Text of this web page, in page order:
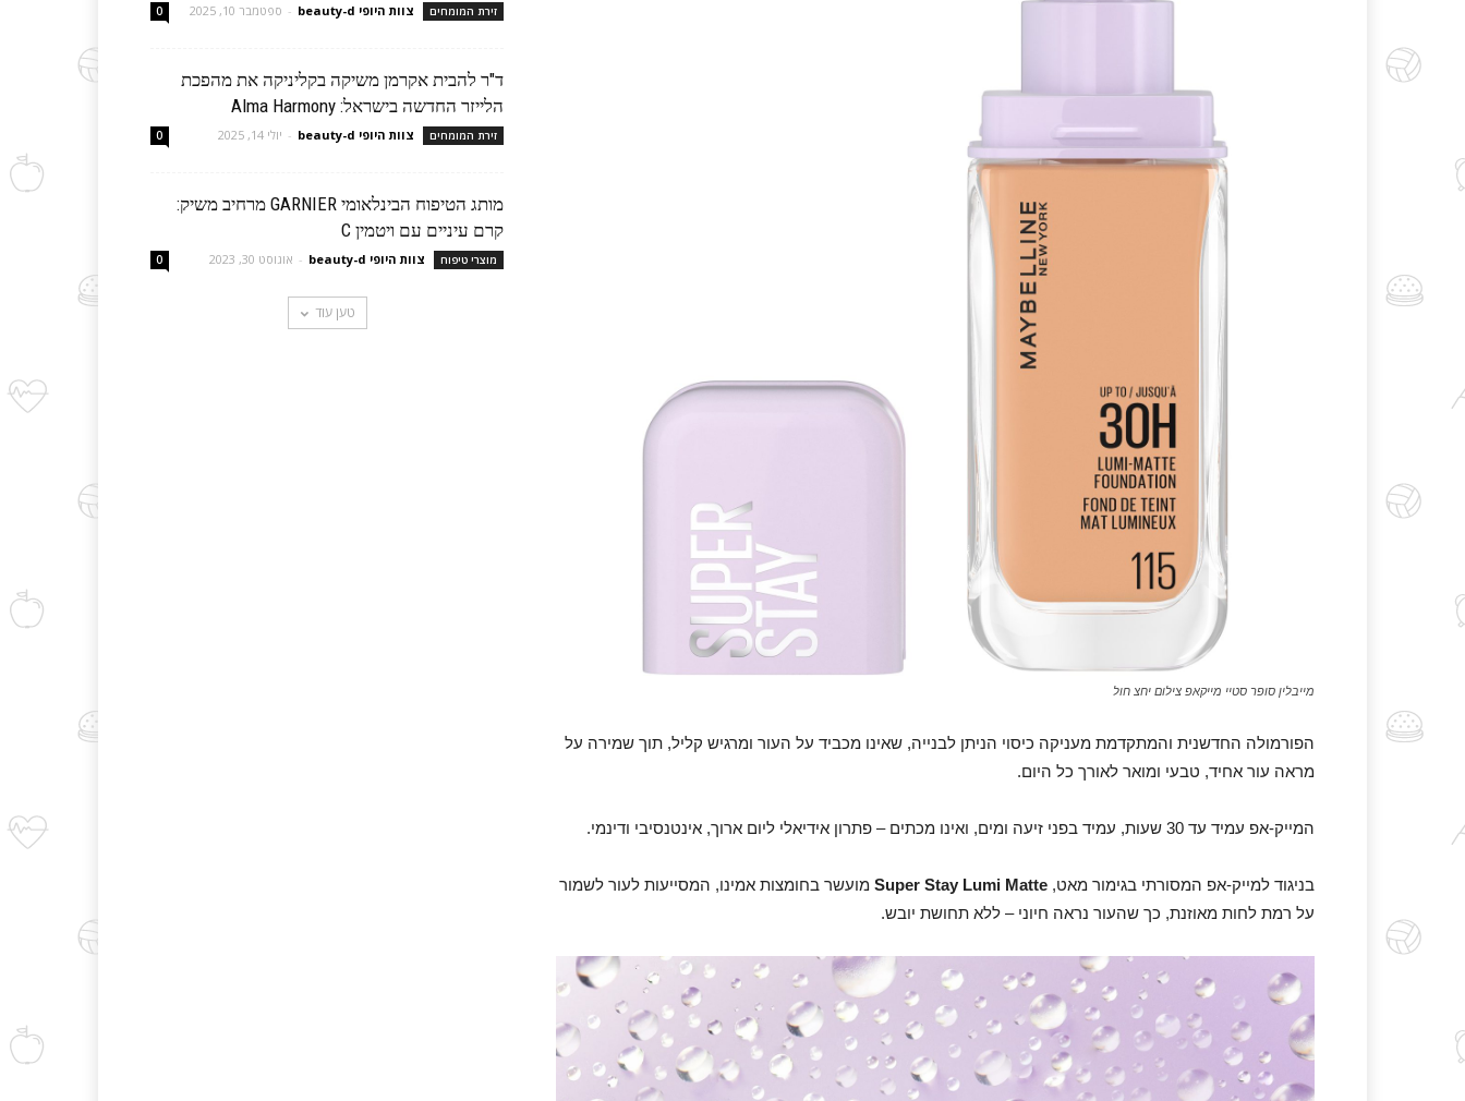
מייבלין סופר סטיי מייקאפ צילום יחצ חול
הפורמולה החדשנית והמתקדמת מעניקה כיסוי הניתן לבנייה, שאינו מכביד על העור ומרגיש קליל, תוך שמירה על
מראה עור אחיד, טבעי ומואר לאורך כל היום.
המייק-אפ עמיד עד 30 שעות, עמיד בפני זיעה ומים, ואינו מכתים – פתרון אידיאלי ליום ארוך, אינטנסיבי ודינמי.
בניגוד למייק-אפ המסורתי בגימור מאט, Super Stay Lumi Matte מועשר בחומצות אמינו, המסייעות לעור לשמור
על רמת לחות מאוזנת, כך שהעור נראה חיוני – ללא תחושת יובש.
זירת המומחים צוות היופי beauty-d - ספטמבר 10, 2025 0
ד"ר להבית אקרמן משיקה בקליניקה את מהפכת
הלייזר החדשה בישראל: Alma Harmony
זירת המומחים צוות היופי beauty-d - יולי 14, 2025 0
מותג הטיפוח הבינלאומי GARNIER מרחיב משיק:
קרם עיניים עם ויטמין C
מוצרי טיפוח צוות היופי beauty-d - אוגוסט 30, 2023 0
טען עוד